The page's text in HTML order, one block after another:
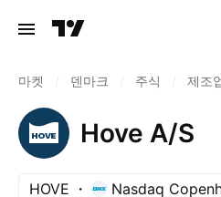
마켓 덴마크 주식 제조
Hove A/S
HOVE Nasdaq